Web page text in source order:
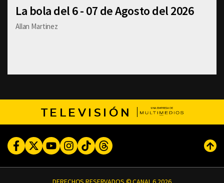
La bola del 6 - 07 de Agosto del 2026
Allan Martinez
TELEVISIÓN
FacebookTwitterYoutubeInstagram
TikTokThreads